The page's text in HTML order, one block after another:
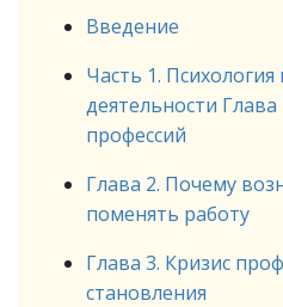
Введение
Часть 1.
деятельности
профессий
Глава 2. Почему
поменять работу
Глава 3. Кризис
становления